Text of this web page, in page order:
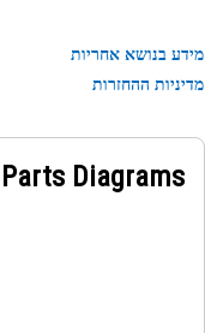
בנושא אחריות
ההחזרות
Parts Diagrams